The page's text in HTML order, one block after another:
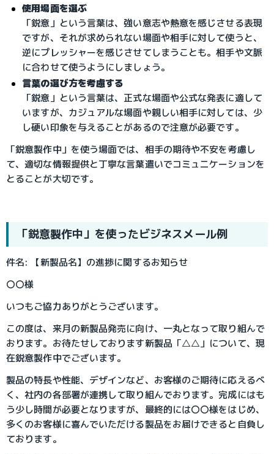
使用場面を選ぶ
「鋭意」という言葉は、強い意志や熱意を感じさせる表現
ですが、それが求められない場面や相手に対して使うと、
逆にプレッシャーを感じさせてしまうことも。相手や文脈
に合わせて使うようにしましょう。
言葉の選び方を考慮する
「鋭意」という言葉は、正式な場面や公式な発表に適して
いますが、カジュアルな場面や親しい相手に対しては、少
し硬い印象を与えることがあるので注意が必要です。
「鋭意製作中」を使う場面では、相手の期待や不安を考慮し
て、適切な情報提供と丁寧な言葉遣いでコミュニケーションを
とることが大切です。
「鋭意製作中」を使ったビジネスメール例
件名: 【新製品名】の進捗に関するお知らせ
〇〇様
いつもご協力ありがとうございます。
この度は、来月の新製品発売に向け、一丸となって取り組んで
おります。お待たせしております新製品「△△」について、現
在鋭意製作中でございます。
製品の特長や性能、デザインなど、お客様のご期待に応えるべ
く、社内の各部署が連携して取り組んでおります。完成にはも
う少し時間が必要となりますが、最終的には〇〇様をはじめ、
多くのお客様に喜んでいただける製品をお届けできると自負し
ております。